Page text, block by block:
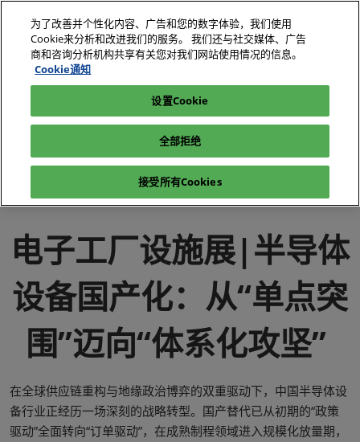
2026年10月27-29日
深圳国际会展中心（宝安）
电子展|绿色工厂展|电子工厂设施展
电子展|绿色工厂展-行业新闻-电子工厂设施展
电子工厂设施展|半导体设备国产化：从“单点突围”迈向“体系化
攻坚”
电子工厂设施展|半导体
设备国产化：从“单点突
围”迈向“体系化攻坚”
在全球供应链重构与地缘政治博弈的双重驱动下，中国半导体设
备行业正经历一场深刻的战略转型。国产替代已从初期的“政策
驱动”全面转向“订单驱动”，在成熟制程领域进入规模化放量期，
为了改善并个性化内容、广告和您的数字体验，我们使用
Cookie来分析和改进我们的服务。 我们还与社交媒体、广告
商和咨询分析机构共享有关您对我们网站使用情况的信息。
Cookie通知
设置Cookie
全部拒绝
接受所有Cookies